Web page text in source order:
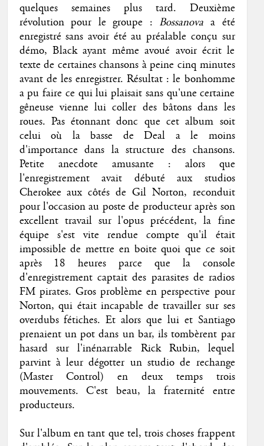
quelques semaines plus tard. Deuxième
révolution pour le groupe : Bossanova a été
enregistré sans avoir été au préalable conçu sur
démo, Black ayant même avoué avoir écrit le
texte de certaines chansons à peine cinq minutes
avant de les enregistrer. Résultat : le bonhomme
a pu faire ce qui lui plaisait sans qu'une certaine
gêneuse vienne lui coller des bâtons dans les
roues. Pas étonnant donc que cet album soit
celui où la basse de Deal a le moins
d'importance dans la structure des chansons.
Petite anecdote amusante : alors que
l'enregistrement avait débuté aux studios
Cherokee aux côtés de Gil Norton, reconduit
pour l'occasion au poste de producteur après son
excellent travail sur l'opus précédent, la fine
équipe s'est vite rendue compte qu'il était
impossible de mettre en boite quoi que ce soit
après 18 heures parce que la console
d'enregistrement captait des parasites de radios
FM pirates. Gros problème en perspective pour
Norton, qui était incapable de travailler sur ses
overdubs fétiches. Et alors que lui et Santiago
prenaient un pot dans un bar, ils tombèrent par
hasard sur l'inénarrable Rick Rubin, lequel
parvint à leur dégotter un studio de rechange
(Master Control) en deux temps trois
mouvements. C'est beau, la fraternité entre
producteurs.
Sur l'album en tant que tel, trois choses frappent